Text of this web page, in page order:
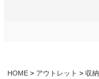
HOME アウトレット 収納